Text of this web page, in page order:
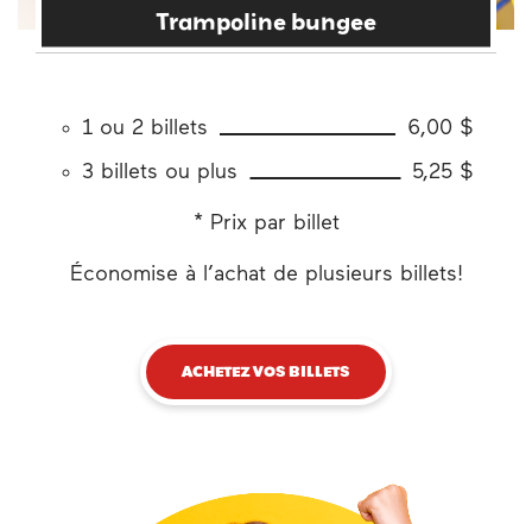
Trampoline bungee
1 ou 2 billets 6,00 $
3 billets ou plus 5,25 $
* Prix par billet
Économise à l’achat de plusieurs billets!
ACHETEZ VOS BILLETS